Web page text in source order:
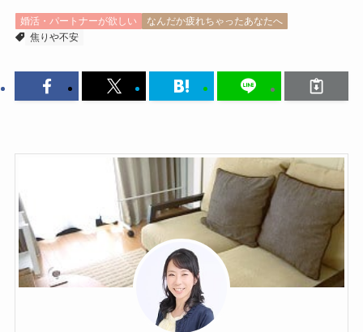
婚活・パートナーが欲しい
なんだか疲れちゃったあなたへ
焦りや不安